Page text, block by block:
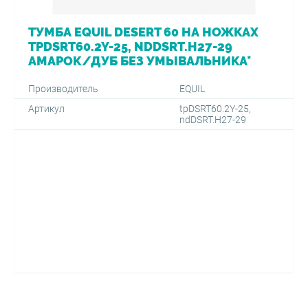
ТУМБА EQUIL DESERT 60 НА НОЖКАХ
TPDSRT60.2Y-25, NDDSRT.H27-29
АМАРОК/ДУБ БЕЗ УМЫВАЛЬНИКА*
Производитель
EQUIL
Артикул
tpDSRT60.2Y-25,
ndDSRT.H27-29